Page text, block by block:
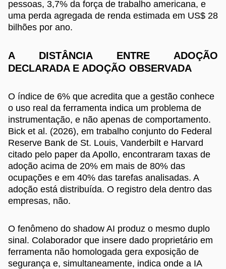
pessoas, 3,7% da força de trabalho americana, e
uma perda agregada de renda estimada em US$ 28
bilhões por ano.
A DISTÂNCIA ENTRE ADOÇÃO
DECLARADA E ADOÇÃO OBSERVADA
O índice de 6% que acredita que a gestão conhece
o uso real da ferramenta indica um problema de
instrumentação, e não apenas de comportamento.
Bick et al. (2026), em trabalho conjunto do Federal
Reserve Bank de St. Louis, Vanderbilt e Harvard
citado pelo paper da Apollo, encontraram taxas de
adoção acima de 20% em mais de 80% das
ocupações e em 40% das tarefas analisadas. A
adoção está distribuída. O registro dela dentro das
empresas, não.
O fenômeno do shadow AI produz o mesmo duplo
sinal. Colaborador que insere dado proprietário em
ferramenta não homologada gera exposição de
segurança e, simultaneamente, indica onde a IA